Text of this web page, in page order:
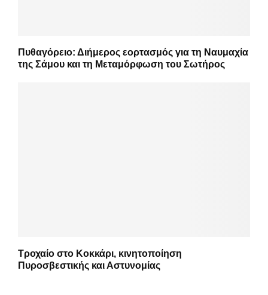
Πυθαγόρειο: Διήμερος εορτασμός για τη Ναυμαχία
της Σάμου και τη Μεταμόρφωση του Σωτήρος
Τροχαίο στο Κοκκάρι, κινητοποίηση
Πυροσβεστικής και Αστυνομίας